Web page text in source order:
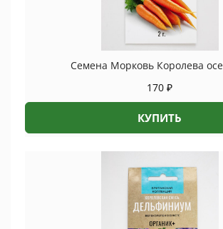
Семена Морковь Королева
170 ₽
КУПИТЬ